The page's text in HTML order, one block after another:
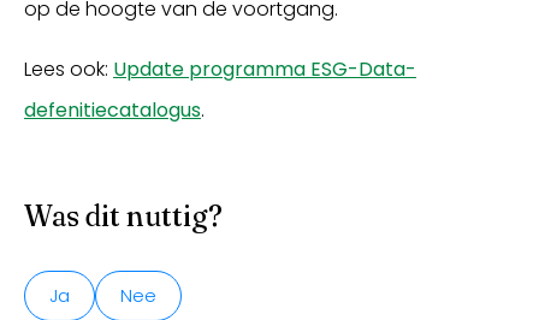
op de hoogte van de voortgang.
Lees ook: Update programma ESG-Data-
defenitiecatalogus.
Was dit nuttig?
Ja Nee